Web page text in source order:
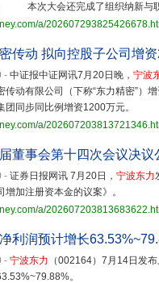
本次大会还完成了组织纳新与
a/
传动 拟向控股子公司增
- 中证报中证网讯7月20日晚， 宁波
传动有限公司（下称“东力精密”）
团同步同比例增资1200万元。
a/
届董事会第十四次会议决议
- 证券日报网讯 7月20日， 宁波东力
增加注册资本金的议案》。
a/
净利润预计增长
- 宁波东力 （002164）7月14日发
。